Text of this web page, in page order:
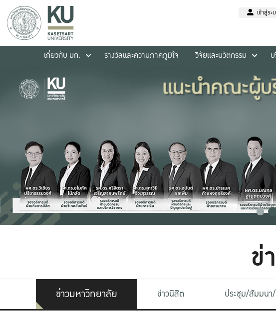
เข้าสู่ร
เกี่ยวกับ มก.
รางวัลและความภาคภูมิใจ วิจัยและนวัตกรรม
ข่
ข่าวมหาวิทยาลัย ข่าวนิสิต ประชุม/สัมมน